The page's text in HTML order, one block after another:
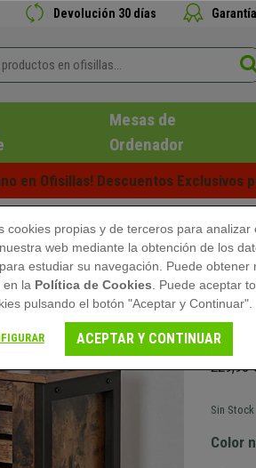
Devolución 30 días
Mesas de
Ordenador
en Ofisillas! Descuentos Exclusivos
229,90
Sin Stock
Color
cookies propias y de terceros para analizar
web mediante la obtención de los
estudiar su navegación. Puede obtener
en la Política de Cookies . Puede aceptar
pulsando el botón "Aceptar y Continuar".
ACEPTAR Y CONTINUAR